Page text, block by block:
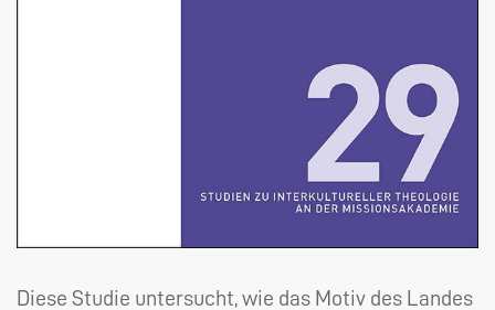
Diese Studie untersucht, wie das Motiv des Landes